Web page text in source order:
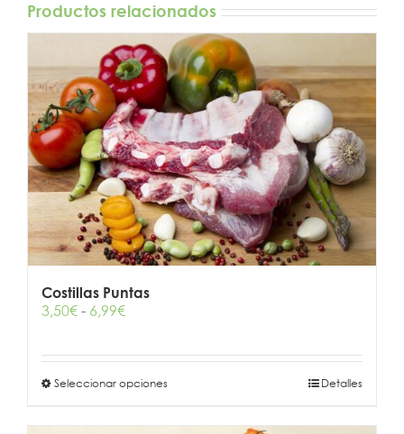
Productos relacionados
Costillas Puntas
3,50€- 6,99€Rango
desde
3,50€
6,99€
Seleccionar opciones
tiene
Detalles